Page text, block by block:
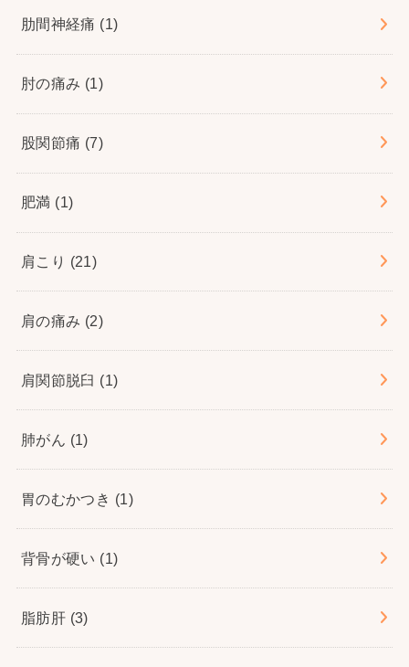
肋間神経痛 (1)
肘の痛み (1)
股関節痛 (7)
肥満 (1)
肩こり (21)
肩の痛み (2)
肩関節脱臼 (1)
肺がん (1)
胃のむかつき (1)
背骨が硬い (1)
脂肪肝 (3)